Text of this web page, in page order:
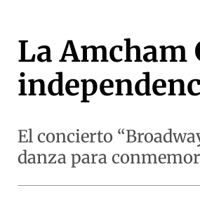
La Amcham
El concierto
danza para